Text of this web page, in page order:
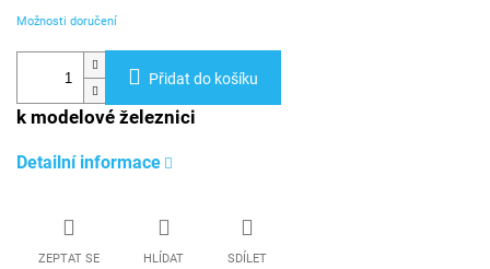
Možnosti doručení
Přidat do košíku
k modelové železnici
Detailní informace
ZEPTAT SE HLÍDAT SDÍLET